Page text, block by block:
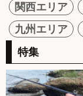
関西エリア
九州エリア
特集